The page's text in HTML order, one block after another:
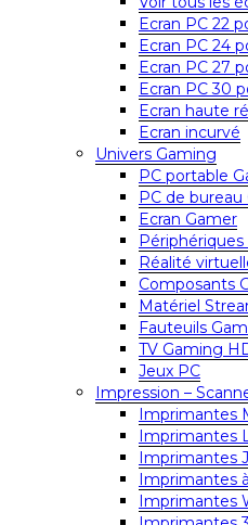
Ecran PC 22
Ecran PC 24
Ecran PC 27
Ecran PC 30
Ecran haute
Ecran incurvé
Univers Gaming
PC portable
PC de bureau
Ecran Gamer
Périphériques
Réalité
Composants
Matériel
Fauteuils
TV Gaming
Jeux PC
Impression –
Imprimantes
Imprimantes
Imprimantes
Imprimantes
Imprimantes